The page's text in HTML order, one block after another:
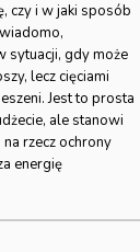
czy i w jaki sposób
sytuacji, gdy może
lecz cięciami
Jest to prosta
ale stanowi
rzecz ochrony
energię